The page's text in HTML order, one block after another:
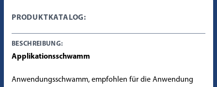
PRODUKTKATALOG:
BESCHREIBUNG:
Applikationsschwamm
Anwendungsschwamm, empfohlen für die Anwendung